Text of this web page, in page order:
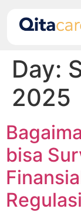
Day:
2025
bisa